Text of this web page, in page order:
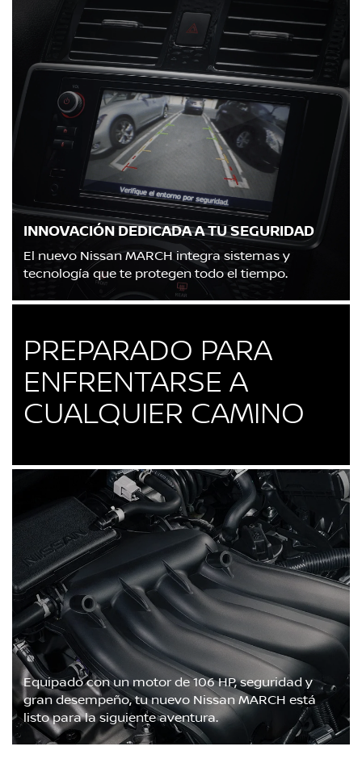
INNOVACIÓN DEDICADA A TU SEGURIDAD
El nuevo Nissan MARCH integra sistemas y
tecnología que te protegen todo el tiempo.
PREPARADO PARA
ENFRENTARSE A
CUALQUIER CAMINO
Equipado con un motor de 106 HP, seguridad y
gran desempeño, tu nuevo Nissan MARCH está
listo para la siguiente aventura.